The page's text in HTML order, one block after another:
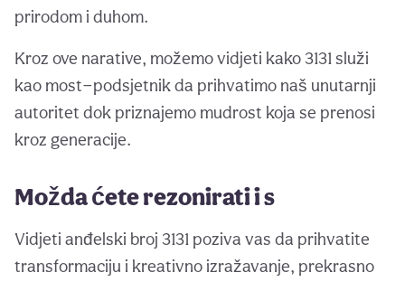
prirodom i duhom.
Kroz ove narative, možemo vidjeti kako 3131 služi
kao most—podsjetnik da prihvatimo naš unutarnji
autoritet dok priznajemo mudrost koja se prenosi
kroz generacije.
Možda ćete rezonirati i s
Vidjeti anđelski broj 3131 poziva vas da prihvatite
transformaciju i kreativno izražavanje, prekrasno